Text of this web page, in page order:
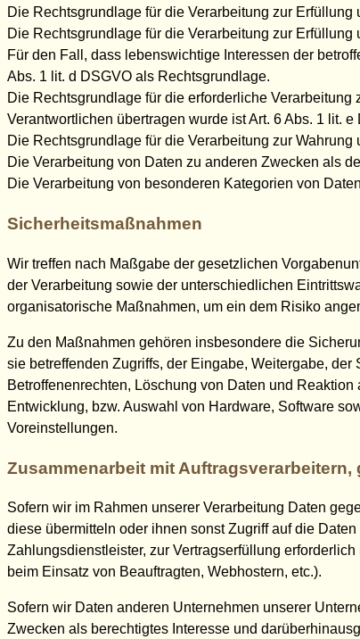
Die Rechtsgrundlage für die Verarbeitung zur
Die Rechtsgrundlage für die Verarbeitung zur
Für den Fall, dass lebenswichtige Interessen der
Abs. 1 lit. d DSGVO als Rechtsgrundlage.
Die Rechtsgrundlage für die erforderliche
Verantwortlichen übertragen wurde ist Art. 6 Abs. 1 lit. e
Die Rechtsgrundlage für die Verarbeitung zur
Die Verarbeitung von Daten zu anderen Zwecken als
Die Verarbeitung von besonderen Kategorien von
Sicherheitsmaßnahmen
Wir treffen nach Maßgabe der gesetzlichen
der Verarbeitung sowie der unterschiedlichen
organisatorische Maßnahmen, um ein dem Risiko
Zu den Maßnahmen gehören insbesondere die
sie betreffenden Zugriffs, der Eingabe, Weitergabe,
Betroffenenrechten, Löschung von Daten und
Entwicklung, bzw. Auswahl von Hardware, Software
Voreinstellungen.
Zusammenarbeit mit
Sofern wir im Rahmen unserer Verarbeitung Daten
diese übermitteln oder ihnen sonst Zugriff auf die
Zahlungsdienstleister, zur Vertragserfüllung
beim Einsatz von Beauftragten, Webhostern, etc.).
Sofern wir Daten anderen Unternehmen unserer
Zwecken als berechtigtes Interesse und